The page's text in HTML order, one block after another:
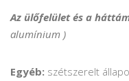
Az ülőfelület és a
alumínium )
Egyéb: szétszerelt